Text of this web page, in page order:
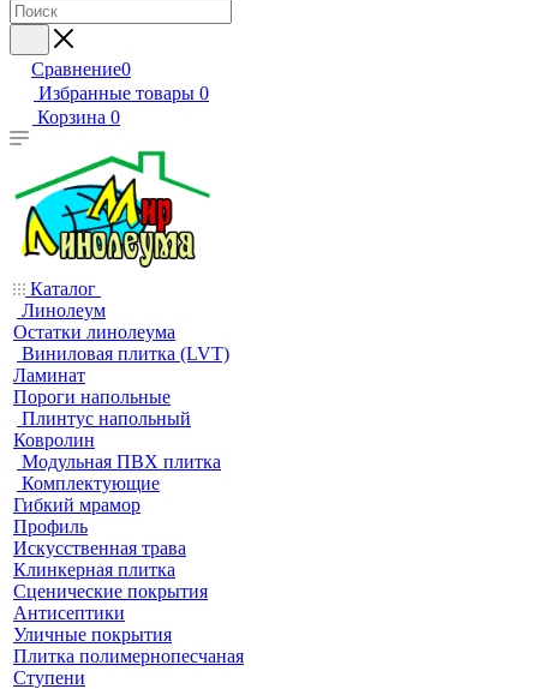
Сравнение0
Избранные товары 0
Корзина 0
Каталог
Линолеум
Остатки линолеума
Виниловая плитка (LVT)
Ламинат
Пороги напольные
Плинтус напольный
Ковролин
Модульная ПВХ плитка
Комплектующие
Гибкий мрамор
Профиль
Искусственная трава
Клинкерная плитка
Сценические покрытия
Антисептики
Уличные покрытия
Плитка полимернопесчаная
Ступени